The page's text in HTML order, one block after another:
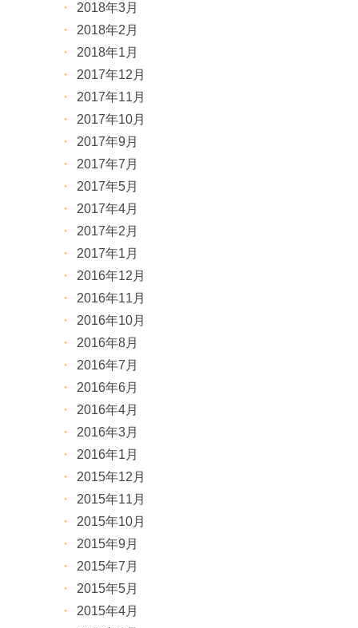
2018年3月
2018年2月
2018年1月
2017年12月
2017年11月
2017年10月
2017年9月
2017年7月
2017年5月
2017年4月
2017年2月
2017年1月
2016年12月
2016年11月
2016年10月
2016年8月
2016年7月
2016年6月
2016年4月
2016年3月
2016年1月
2015年12月
2015年11月
2015年10月
2015年9月
2015年7月
2015年5月
2015年4月